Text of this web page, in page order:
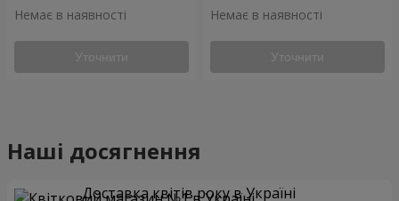
Немає в наявності
Уточнити
Немає в наявності
Уточнити
Наші досягнення
Доставка квітів року в Україні